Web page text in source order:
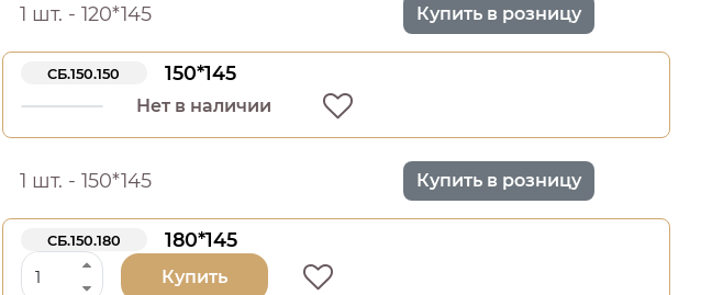
1 шт. - 120*145 Купить в розницу
СБ.150.150 150*145
Нет в наличии
1 шт. - 150*145 Купить в розницу
СБ.150.180 180*145
Купить